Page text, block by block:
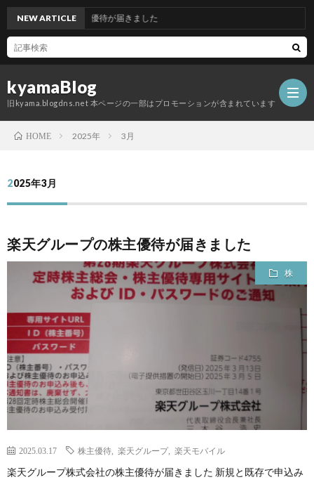
kyamaBlog
旧kyama.blogdns.net 本ページの一部はプロモーションが含まれています
NEW ARTICLE
セットの株主優待が届きました
HOME 2025年 3月
2025年3月
楽天グループの株主優待が届きました
株
2025.03.17 株主優待 楽天グループ, 楽天モバイル
楽天グループ株式会社の株主優待が届きました 新規と既存で申込み